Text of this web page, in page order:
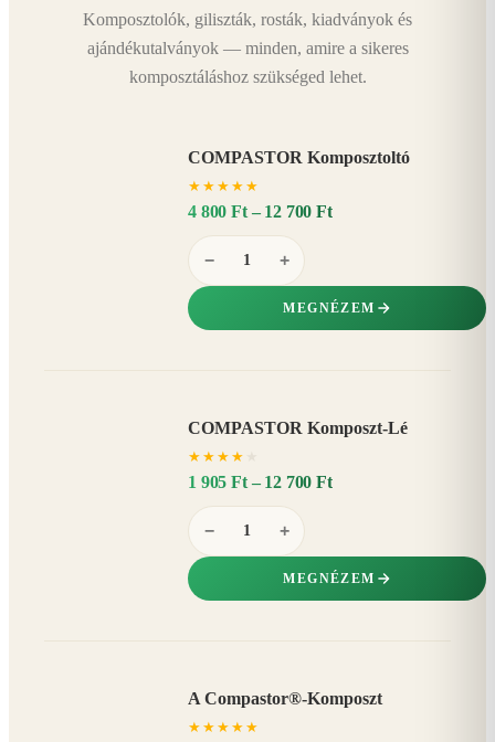
Komposztolók, giliszták, rosták, kiadványok és
ajándékutalványok — minden, amire a sikeres
komposztáláshoz szükséged lehet.
COMPASTOR Komposztoltó
★ ★ ★ ★ ★
4 800 Ft – 12 700 Ft
− +
MEGNÉZEM
COMPASTOR Komposzt-Lé
★ ★ ★ ★
1 905 Ft – 12 700 Ft
− +
MEGNÉZEM
A Compastor®-Komposzt
★ ★ ★ ★ ★